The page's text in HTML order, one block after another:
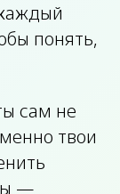
понять,
сам не
твои
—